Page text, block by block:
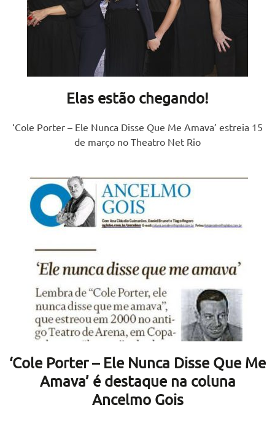
Elas estão chegando!
‘Cole Porter – Ele Nunca Disse Que Me Amava’ estreia 15
de março no Theatro Net Rio
‘Cole Porter – Ele Nunca Disse Que Me
Amava’ é destaque na coluna
Ancelmo Gois